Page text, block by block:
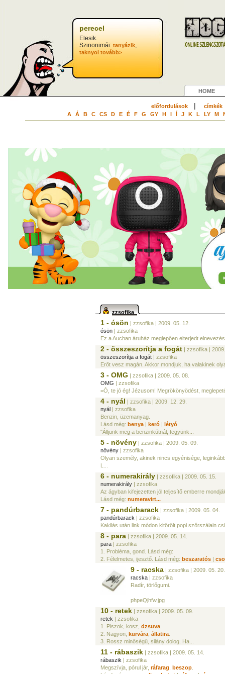
perecel
Elesik.
Szinonimái: tanyázik,
taknyol tovább>
HOME
előfordulások| címkék
A Á B C CS D E É F G GY H I Í J K L LY M
zzsofika
1 - ósön | zzsofika | 2009. 05. 12.
ósön | zzsofika
Ez a Auchan áruház meglepően elterjedt
2 - összeszorítja a fogát | zzsofika |
összeszorítja a fogát | zzsofika
Erőt vesz magán. Akkor mondjuk, ha valakinek
3 - OMG | zzsofika | 2009. 05. 08.
OMG | zzsofika
=Ó, te jó ég! Jézusom! Megrökönyödést,
4 - nyál | zzsofika | 2009. 12. 29.
nyál | zzsofika
Benzin, üzemanyag.
Lásd még: benya | keró | létyó
"Álljunk meg a benzinkútnál, tegyünk...
5 - növény | zzsofika | 2009. 05. 09.
növény | zzsofika
Olyan személy, akinek nincs egyénisége,
L...
6 - numerakirály | zzsofika | 2009. 05. 15.
numerakirály | zzsofika
Az ágyban kifejezetten jól teljesítő emberre
Lásd még: numeravirt...
7 - pandúrbarack | zzsofika | 2009. 05. 04.
pandúrbarack | zzsofika
Kakilás után link módon kitörölt popi szőrszálain
8 - para | zzsofika | 2009. 05. 14.
para | zzsofika
1. Probléma, gond. Lásd még:
2. Félelmetes, ijesztő. Lásd még: beszaratós |
9 - racska | zzsofika | 2009. 05. 20.
racska | zzsofika
Radír, törlőgumi.
phpeQjhfw.jpg
10 - retek | zzsofika | 2009. 05. 09.
retek | zzsofika
1. Piszok, kosz, dzsuva
2. Nagyon, kurvára állatira
3. Rossz minőségű, silány dolog. Ha...
11 - rábaszik | zzsofika | 2009. 05. 14.
rábaszik | zzsofika
Megszívja, pórul jár, ráfarag beszop